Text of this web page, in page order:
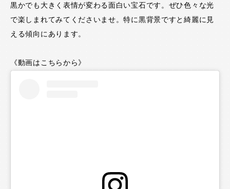
黒かでも大きく表情が変わる面白い宝石です。ぜひ色々な光
で楽しまれてみてくださいませ。特に黒背景ですと綺麗に見
える傾向にあります。
《動画はこちらから》